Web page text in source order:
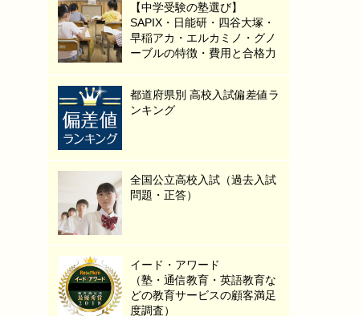
【中学受験の塾選び】
SAPIX・日能研・四谷大塚・
早稲アカ・エルカミノ・グノ
ーブルの特徴・費用と合格力
都道府県別 高校入試偏差値ラ
ンキング
全国公立高校入試（過去入試
問題・正答）
イード・アワード
（塾・通信教育・英語教育な
どの教育サービスの顧客満足
度調査）